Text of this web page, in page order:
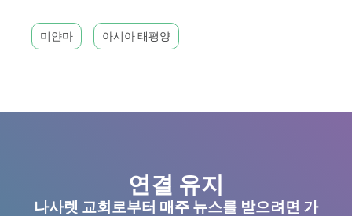
미얀마 아시아 태평양
연결 유지
나사렛 교회로부터 매주 뉴스를 받으려면 가